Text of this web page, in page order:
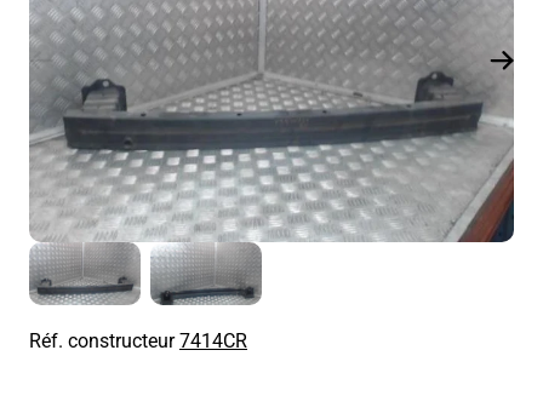
Réf. constructeur7414CR